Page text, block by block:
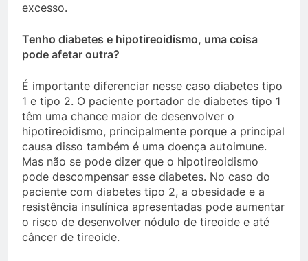
excesso.
Tenho diabetes e hipotireoidismo, uma coisa
pode afetar outra?
É importante diferenciar nesse caso diabetes tipo
1 e tipo 2. O paciente portador de diabetes tipo 1
têm uma chance maior de desenvolver o
hipotireoidismo, principalmente porque a principal
causa disso também é uma doença autoimune.
Mas não se pode dizer que o hipotireoidismo
pode descompensar esse diabetes. No caso do
paciente com diabetes tipo 2, a obesidade e a
resistência insulínica apresentadas pode aumentar
o risco de desenvolver nódulo de tireoide e até
câncer de tireoide.